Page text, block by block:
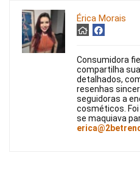
Érica Morais
Consumidora
compartilha
detalhados,
resenhas
seguidoras a
cosméticos.
se maquiava